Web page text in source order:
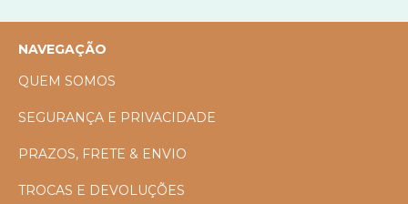
NAVEGAÇÃO
QUEM SOMOS
SEGURANÇA E PRIVACIDADE
PRAZOS, FRETE & ENVIO
TROCAS E DEVOLUÇÕES